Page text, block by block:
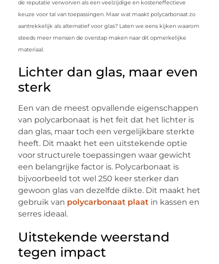
de reputatie verworven als een veelzijdige en kosteneffectieve
keuze voor tal van toepassingen. Maar wat maakt polycarbonaat zo
aantrekkelijk als alternatief voor glas? Laten we eens kijken waarom
steeds meer mensen de overstap maken naar dit opmerkelijke
materiaal.
Lichter dan glas, maar even
sterk
Een van de meest opvallende eigenschappen
van polycarbonaat is het feit dat het lichter is
dan glas, maar toch een vergelijkbare sterkte
heeft. Dit maakt het een uitstekende optie
voor structurele toepassingen waar gewicht
een belangrijke factor is. Polycarbonaat is
bijvoorbeeld tot wel 250 keer sterker dan
gewoon glas van dezelfde dikte. Dit maakt het
gebruik van polycarbonaat plaatin kassen en
serres ideaal.
Uitstekende weerstand
tegen impact